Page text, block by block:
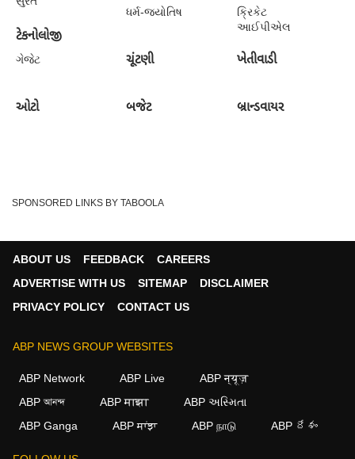
ધર્મ-જ્યોતિષ
ક્રિકેટ
આઈપીએલ
ટેકનોલોજી
ગેજેટ ચૂંટણી ખેતીવાડી
ઓટો બજેટ બ્રાન્ડવાયર
SPONSORED LINKS BY TABOOLA
ABOUT US FEEDBACK
CAREERS
ADVERTISE WITH US
SITEMAP
DISCLAIMER
PRIVACY POLICY
CONTACT US
ABP NEWS GROUP WEBSITES
ABP Network ABP Live
ABP न्यूज़
ABP আনন্দ
ABP माझा
ABP અસ્મિતા
ABP Ganga
ABP ਸਾਂਝਾ ABP நாடு ABP దేశం